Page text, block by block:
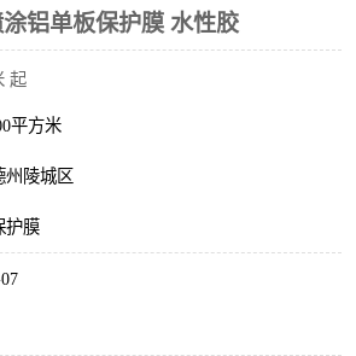
铝单板保护膜 水性胶
起
平方米
州陵城区
护膜